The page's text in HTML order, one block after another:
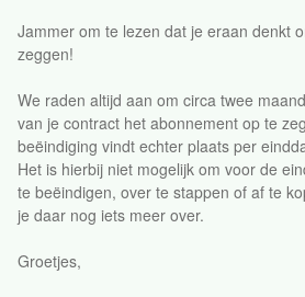
Jammer om te lezen dat je eraan denkt
zeggen!
We raden altijd aan om circa twee
van je contract het abonnement op te
beëindiging vindt echter plaats per
Het is hierbij niet mogelijk om voor de
te beëindigen, over te stappen of af te
je daar nog iets meer over.
Groetjes,